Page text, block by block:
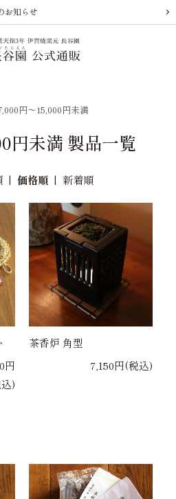
お知らせ
円～15,000円未満
円未満 製品一覧
| 価格順| 新着順
円
)
茶香炉 角型
7,150円(税込)